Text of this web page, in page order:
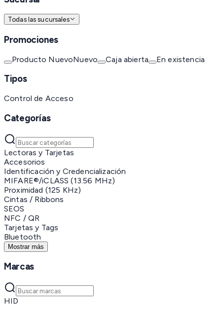
Todas las sucursales
Promociones
Producto NuevoNuevo Caja abierta En existencia
Tipos
Control de Acceso
Categorías
Lectoras y Tarjetas
Accesorios
Identificación y Credencialización
MIFARE®/iCLASS (13.56 MHz)
Proximidad (125 KHz)
Cintas / Ribbons
SEOS
NFC / QR
Tarjetas y Tags
Bluetooth
Mostrar más
Marcas
HID